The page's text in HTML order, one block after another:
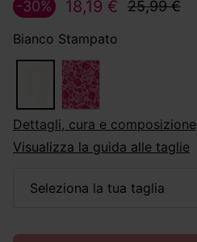
18,19 € 25,99 €
-30%
Bianco Stampato
dettagli, cura e composizione
Visualizza la guida alle taglie
seleziona la tua taglia